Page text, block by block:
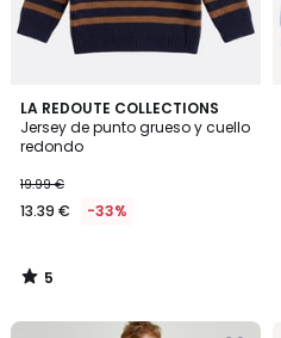
LA REDOUTE COLLECTIONS
Jersey de punto grueso y cuello
redondo
19.99 €
13.39 € -33%
5
/
5
5
/